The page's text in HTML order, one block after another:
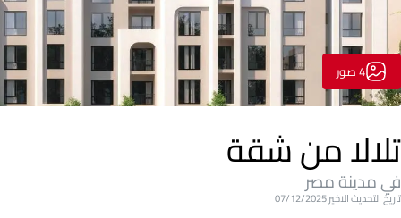
4 صور
تلالا من شقة
في مدينة مصر
تاريخ التحديث الاخير 07/12/2025